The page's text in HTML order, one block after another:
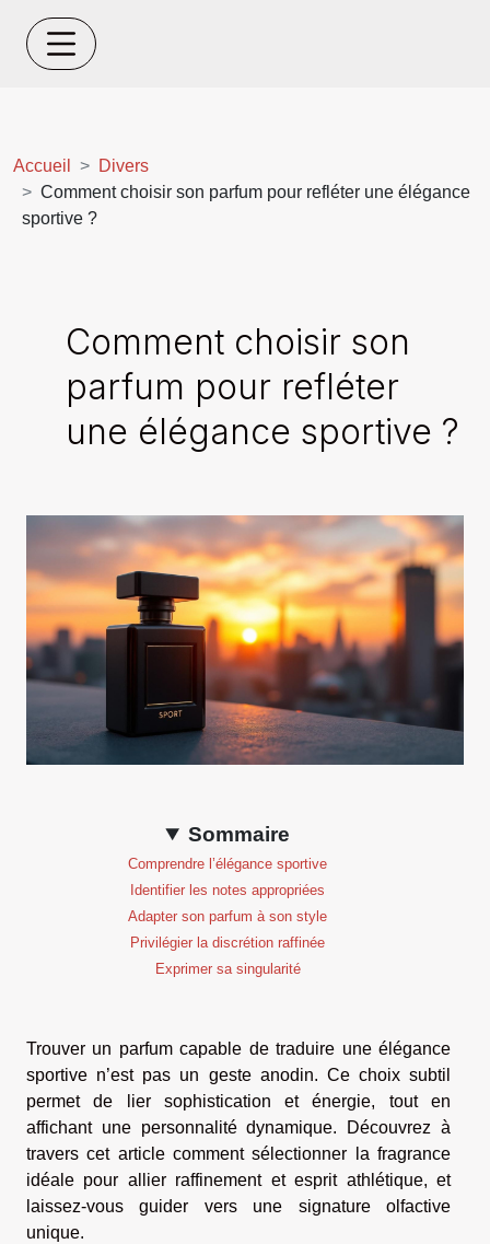
Accueil
Divers
Comment choisir son parfum pour refléter une élégance
sportive ?
Comment choisir son
parfum pour refléter
une élégance sportive ?
Sommaire
Comprendre l’élégance sportive
Identifier les notes appropriées
Adapter son parfum à son style
Privilégier la discrétion raffinée
Exprimer sa singularité
Trouver un parfum capable de traduire une élégance
sportive n’est pas un geste anodin. Ce choix subtil
permet de lier sophistication et énergie, tout en
affichant une personnalité dynamique. Découvrez à
travers cet article comment sélectionner la fragrance
idéale pour allier raffinement et esprit athlétique, et
laissez-vous guider vers une signature olfactive
unique.